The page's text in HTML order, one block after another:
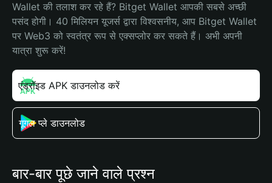
Wallet की तलाश कर रहे हैं? Bitget Wallet आपकी सबसे अच्छी
पसंद होगी। 40 मिलियन यूजर्स द्वारा विश्वसनीय, आप Bitget Wallet
पर Web3 को स्वतंत्र रूप से एक्सप्लोर कर सकते हैं। अभी अपनी
यात्रा शुरू करें!
एंड्रॉइड APK डाउनलोड करें
गूगल प्ले डाउनलोड
बार-बार पूछे जाने वाले प्रश्न